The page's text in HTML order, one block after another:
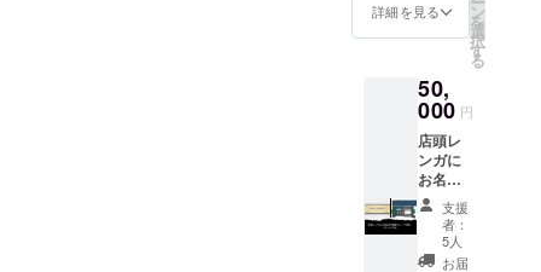
ング、
クリー
クリー
ム、除
菌消
臭、コ
バイン
クかけ
となり
ます。
＊使用
期限は
間程か
かりま
は厳選
屋店内
または
リーガ
ル
シュー
ズ岡崎
店にて
引き渡
しま
りま
タン付
け糸等
オプ
ション
等は別
途料金
がかか
りま
す。 ＊
縫製は
合には
せん。
＊掲載
項目は
お名前
（ロー
マ字）
の下に
SUPPO
RTERと
なりま
ドック
券６枚
＋御礼
ル コー
ヒー飲
み放題
チケッ
ト ＊
コー
ヒーは
営業日
の営業
時間内
詳細を見る ン
を
選
択
す
る
50,
000 円
店頭レ
ンガに
お名前
の金属
プレー
トの掲
示
支援
者：
5人
お届